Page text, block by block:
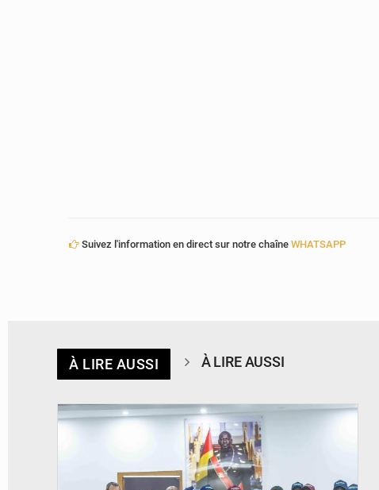
Suivez l'information en direct sur notre chaîne WHATSAPP
À LIRE AUSSI À LIRE AUSSI